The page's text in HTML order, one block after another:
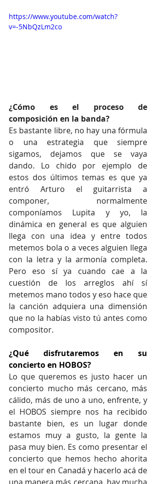
https://www.youtube.com/watch?
v=-5NbQzLm2co
¿Cómo es el proceso de
composición en la banda?
Es bastante libre, no hay una fórmula
o una estrategia que siempre
sigamos, dejamos que se vaya
dando. Lo chido por ejemplo de
estos dos últimos temas es que ya
entró Arturo el guitarrista a
componer, normalmente
componíamos Lupita y yo, la
dinámica en general es que alguien
llega con una idea y entre todos
metemos bola o a veces alguien llega
con la letra y la armonía completa.
Pero eso sí ya cuando cae a la
cuestión de los arreglos ahí sí
metemos mano todos y eso hace que
la canción adquiera una dimensión
que no la habías visto tú antes como
compositor.
¿Qué disfrutaremos en su
concierto en HOBOS?
Lo que queremos es justo hacer un
concierto mucho más cercano, más
cálido, más de uno a uno, enfrente, y
el HOBOS siempre nos ha recibido
bastante bien, es un lugar donde
estamos muy a gusto, la gente la
pasa muy bien. Es como presentar el
concierto que hemos hecho ahorita
en el tour en Canadá y hacerlo acá de